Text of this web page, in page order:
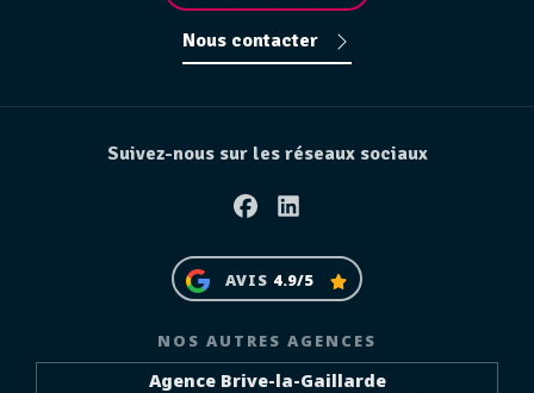
Nous contacter
Suivez-nous sur les réseaux sociaux
FacebookLinkedin
AVIS 4.9/5
NOS AUTRES AGENCES
Agence Brive-la-Gaillarde